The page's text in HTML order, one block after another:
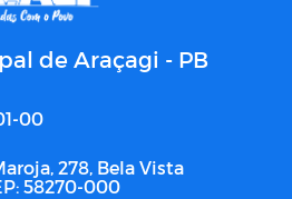
de Araçagi - PB
00
278, Bela Vista
58270-000